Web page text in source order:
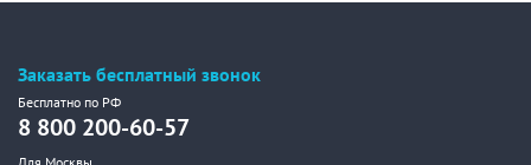
Заказать бесплатный звонок
Бесплатно по РФ
8 800 200-60-57